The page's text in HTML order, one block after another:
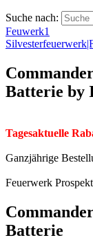
Suche nach:
Feuwerk1
Batterie by
Tagesaktuelle
Ganzjährige
Feuerwerk
Batterie